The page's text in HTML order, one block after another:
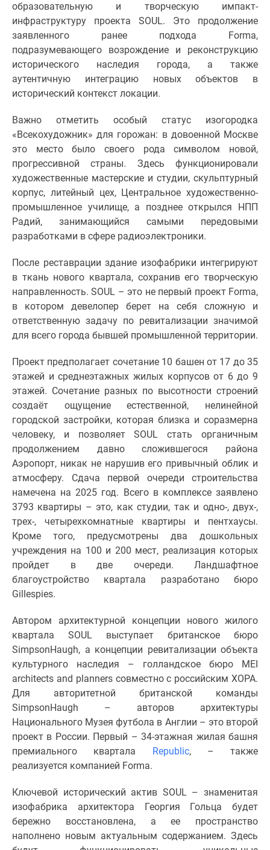
Подмосковья
Студии
комнатные
комнатные
комнатные
Квартиры
Ипотечный
калькулятор
Семейная
ипотека
Военная
ипотека
Банки
программы
Медиа
Новости
недвижимости
эксперта
Аналитика
рынка
Покупателю
Экспертиза
новостроек
Эксперты
авторы
проекте
Контакты
Реклама
сайте
Дзен
места
Апартаменты
#траншевая
ипотека
#рассрочка
ИТ-
ипотека
Квартиры
скидками
Видео
360°
новостроек
Субсидированная
образовательную и творческую импакт-
инфраструктуру проекта SOUL. Это продолжение
заявленного ранее подхода Forma,
подразумевающего возрождение и реконструкцию
исторического наследия города, а также
аутентичную интеграцию новых объектов в
исторический контекст локации.
Важно отметить особый статус изогородка
«Всекохудожник» для горожан: в довоенной Москве
это место было своего рода символом новой,
прогрессивной страны. Здесь функционировали
художественные мастерские и студии, скульптурный
корпус, литейный цех, Центральное художественно-
промышленное училище, а позднее открылся НПП
Радий, занимающийся самыми передовыми
разработками в сфере радиоэлектроники.
После реставрации здание изофабрики интегрируют
в ткань нового квартала, сохранив его творческую
направленность. SOUL – это не первый проект Forma,
в котором девелопер берет на себя сложную и
ответственную задачу по ревитализации значимой
для всего города бывшей промышленной территории.
Проект предполагает сочетание 10 башен от 17 до 35
этажей и среднеэтажных жилых корпусов от 6 до 9
этажей. Сочетание разных по высотности строений
создаёт ощущение естественной, нелинейной
городской застройки, которая близка и соразмерна
человеку, и позволяет SOUL стать органичным
продолжением давно сложившегося района
Аэропорт, никак не нарушив его привычный облик и
атмосферу. Сдача первой очереди строительства
намечена на 2025 год. Всего в комплексе заявлено
3793 квартиры – это, как студии, так и одно-, двух-,
трех-, четырехкомнатные квартиры и пентхаусы.
Кроме того, предусмотрены два дошкольных
учреждения на 100 и 200 мест, реализация которых
пройдет в две очереди. Ландшафтное
благоустройство квартала разработано бюро
Gillespies.
Автором архитектурной концепции нового жилого
квартала SOUL выступает британское бюро
SimpsonHaugh, а концепции ревитализации объекта
культурного наследия – голландское бюро MEI
architects and planners совместно с российским ХОРА.
Для авторитетной британской команды
SimpsonHaugh – авторов архитектуры
Национального Музея футбола в Англии – это второй
проект в России. Первый – 34-этажная жилая башня
премиального квартала Republic, – также
реализуется компанией Formа.
Ключевой исторический актив SOUL – знаменитая
изофабрика архитектора Георгия Гольца будет
бережно восстановлена, а ее пространство
наполнено новым актуальным содержанием. Здесь